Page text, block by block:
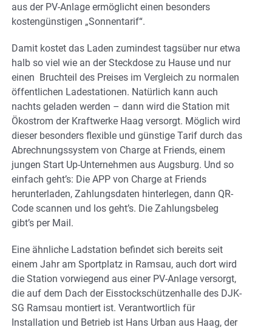
aus der PV-Anlage ermöglicht einen besonders
kostengünstigen „Sonnentarif“.
Damit kostet das Laden zumindest tagsüber nur etwa
halb so viel wie an der Steckdose zu Hause und nur
einen Bruchteil des Preises im Vergleich zu normalen
öffentlichen Ladestationen. Natürlich kann auch
nachts geladen werden – dann wird die Station mit
Ökostrom der Kraftwerke Haag versorgt. Möglich wird
dieser besonders flexible und günstige Tarif durch das
Abrechnungssystem von Charge at Friends, einem
jungen Start Up-Unternehmen aus Augsburg. Und so
einfach geht’s: Die APP von Charge at Friends
herunterladen, Zahlungsdaten hinterlegen, dann QR-
Code scannen und los geht’s. Die Zahlungsbeleg
gibt’s per Mail.
Eine ähnliche Ladstation befindet sich bereits seit
einem Jahr am Sportplatz in Ramsau, auch dort wird
die Station vorwiegend aus einer PV-Anlage versorgt,
die auf dem Dach der Eisstockschützenhalle des DJK-
SG Ramsau montiert ist. Verantwortlich für
Installation und Betrieb ist Hans Urban aus Haag, der